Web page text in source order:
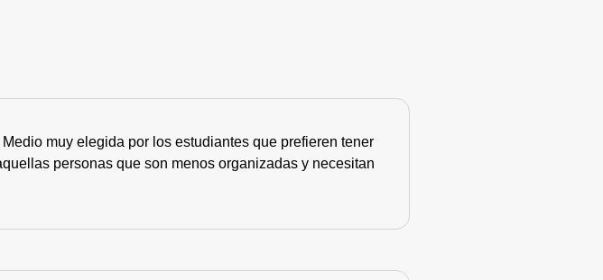
muy elegida por los estudiantes que prefieren tener
personas que son menos organizadas y necesitan